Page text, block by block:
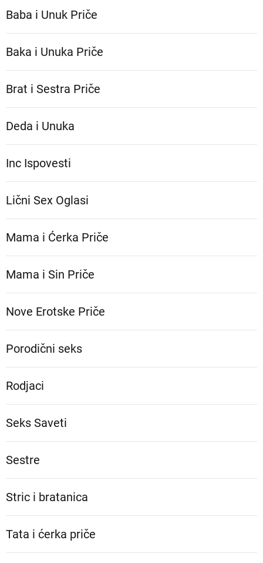
Baba i Unuk Priče
Baka i Unuka Pričе
Brat i Sestra Priče
Deda i Unuka
Inc Ispovesti
Lični Sex Oglasi
Mama i Ćerka Priče
Mama i Sin Priče
Nove Erotske Priče
Porodični seks
Rodjaci
Seks Saveti
Sestre
Stric i bratanica
Tata i ćerka priče